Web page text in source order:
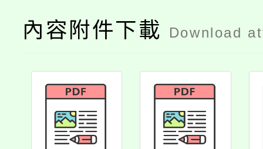
內容附件下載 Download